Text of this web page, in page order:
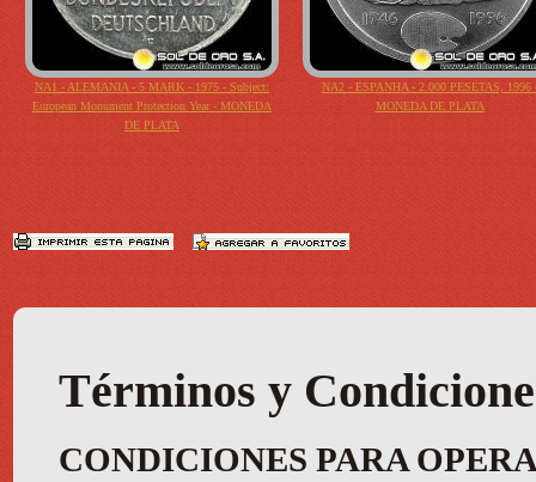
NA1 - ALEMANIA - 5 MARK - 1975 - Subject:
European Monument Protection Year - MONEDA
DE PLATA
NA2 - ESPANHA - 2.000 PESETAS, 1996
MONEDA DE PLATA